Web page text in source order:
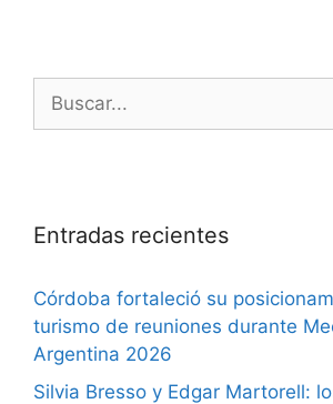
Entradas recientes
Córdoba fortaleció su
turismo de reuniones durante
Argentina 2026
Silvia Bresso y Edgar Martorell: